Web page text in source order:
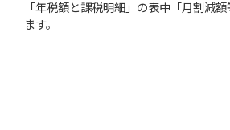
「年税額と課税明細」の表中「月割減
ます。